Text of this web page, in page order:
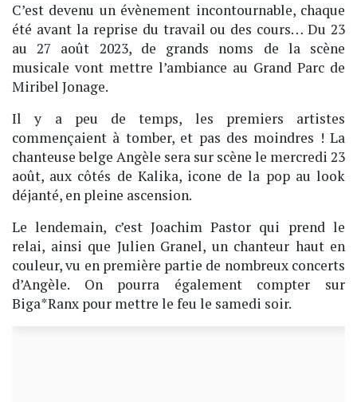
C’est devenu un évènement incontournable, chaque
été avant la reprise du travail ou des cours… Du 23
au 27 août 2023, de grands noms de la scène
musicale vont mettre l’ambiance au Grand Parc de
Miribel Jonage.
Il y a peu de temps, les premiers artistes
commençaient à tomber, et pas des moindres ! La
chanteuse belge Angèle sera sur scène le mercredi 23
août, aux côtés de Kalika, icone de la pop au look
déjanté, en pleine ascension.
Le lendemain, c’est Joachim Pastor qui prend le
relai, ainsi que Julien Granel, un chanteur haut en
couleur, vu en première partie de nombreux concerts
d’Angèle. On pourra également compter sur
Biga*Ranx pour mettre le feu le samedi soir.